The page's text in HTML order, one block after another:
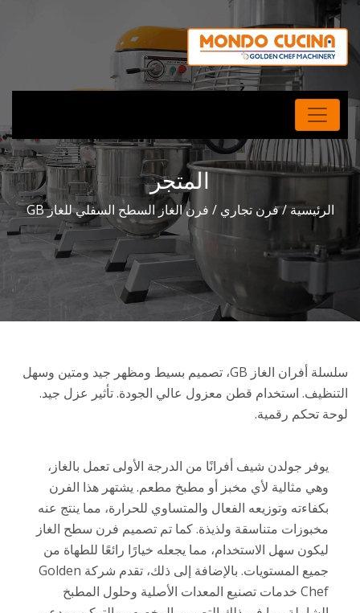
المتجر
الرئيسية/فرن تجاري / فرن الغاز السطح السفلي للغاز GB
سلسلة أفران الغاز GB، تصميم بسيط ومظهر جيد ومتين وسهل
التنظيف. استخدام قطن معزول عالي الجودة. تأثير عزل جيد.
لوحة تحكم رقمية.
يوفر جولدن شيف أفرانًا من الدرجة الأولى تعمل بالغاز،
وهي مثالية لأي مخبز أو مطبخ مطعم. يشتهر هذا الفرن
بكفاءته وتوزيعه الفعال والمتساوي للحرارة، مما ينتج عنه
مخبوزات متناسقة ولذيذة. كما تم تصميم فرن سطح الغاز
ليكون سهل الاستخدام، مما يجعله خيارًا رائعًا للطهاة من
جميع المستويات. بالإضافة إلى ذلك، تقدم شركة Golden
Chef خدمات تصنيع المعدات الأصلية وحلول المطبخ